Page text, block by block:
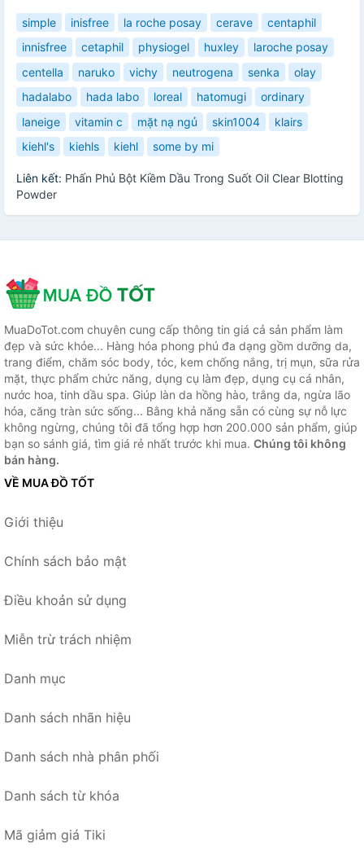
simple inisfree la roche posay cerave
centaphil
innisfree
cetaphil physiogel huxley
laroche posay
centella
naruko vichy neutrogena senka
olay
hadalabo
hada labo loreal hatomugi
ordinary
laneige
vitamin c mặt nạ ngủ skin1004
klairs
kiehl's
kiehls kiehl some by mi
Liên kết: Phấn Phủ Bột Kiềm Dầu Trong Suốt Oil Clear Blotting
Powder
MuaDoTot.com chuyên cung cấp thông tin giá cả sản phẩm làm
đẹp và sức khỏe... Hàng hóa phong phú đa dạng gồm dưỡng da,
trang điểm, chăm sóc body, tóc, kem chống nắng, trị mụn, sữa rửa
mặt, thực phẩm chức năng, dụng cụ làm đẹp, dụng cụ cá nhân,
nước hoa, tinh dầu spa. Giúp làn da hồng hào, trắng da, ngừa lão
hóa, căng tràn sức sống... Bằng khả năng sẵn có cùng sự nỗ lực
không ngừng, chúng tôi đã tổng hợp hơn 200.000 sản phẩm, giúp
bạn so sánh giá, tìm giá rẻ nhất trước khi mua. Chúng tôi không
bán hàng.
VỀ MUA ĐỒ TỐT
Giới thiệu
Chính sách bảo mật
Điều khoản sử dụng
Miễn trừ trách nhiệm
Danh mục
Danh sách nhãn hiệu
Danh sách nhà phân phối
Danh sách từ khóa
Mã giảm giá Tiki